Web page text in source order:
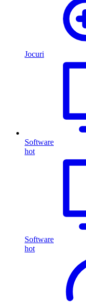
Jocuri
Software
hot
Software
hot